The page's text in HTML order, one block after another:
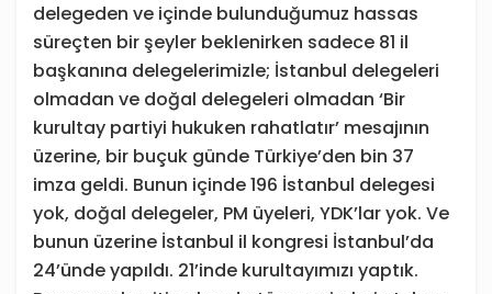
delegeden ve içinde bulunduğumuz hassas
süreçten bir şeyler beklenirken sadece 81 il
başkanına delegelerimizle; İstanbul delegeleri
olmadan ve doğal delegeleri olmadan ‘Bir
kurultay partiyi hukuken rahatlatır’ mesajının
üzerine, bir buçuk günde Türkiye’den bin 37
imza geldi. Bunun içinde 196 İstanbul delegesi
yok, doğal delegeler, PM üyeleri, YDK’lar yok. Ve
bunun üzerine İstanbul il kongresi İstanbul’da
24’ünde yapıldı. 21’inde kurultayımızı yaptık.